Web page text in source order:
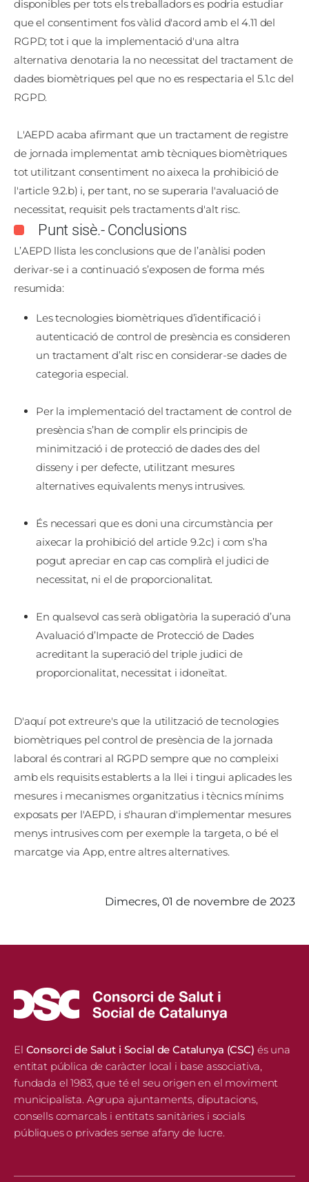
disponibles per tots els treballadors es podria estudiar
que el consentiment fos vàlid d'acord amb el 4.11 del
RGPD; tot i que la implementació d'una altra
alternativa denotaria la no necessitat del tractament de
dades biomètriques pel que no es respectaria el 5.1.c del
RGPD.
L'AEPD acaba afirmant que un tractament de registre
de jornada implementat amb tècniques biomètriques
tot utilitzant consentiment no aixeca la prohibició de
l'article 9.2.b) i, per tant, no se superaria l'avaluació de
necessitat, requisit pels tractaments d'alt risc.
Punt sisè.- Conclusions
L’AEPD llista les conclusions que de l’anàlisi poden
derivar-se i a continuació s’exposen de forma més
resumida:
Les tecnologies biomètriques d’identificació i
autenticació de control de presència es consideren
un tractament d’alt risc en considerar-se dades de
categoria especial.
Per la implementació del tractament de control de
presència s’han de complir els principis de
minimització i de protecció de dades des del
disseny i per defecte, utilitzant mesures
alternatives equivalents menys intrusives.
És necessari que es doni una circumstància per
aixecar la prohibició del article 9.2.c) i com s’ha
pogut apreciar en cap cas complirà el judici de
necessitat, ni el de proporcionalitat.
En qualsevol cas serà obligatòria la superació d’una
Avaluació d’Impacte de Protecció de Dades
acreditant la superació del triple judici de
proporcionalitat, necessitat i idoneïtat.
D'aquí pot extreure's que la utilització de tecnologies
biomètriques pel control de presència de la jornada
laboral és contrari al RGPD sempre que no compleixi
amb els requisits establerts a la llei i tingui aplicades les
mesures i mecanismes organitzatius i tècnics mínims
exposats per l'AEPD, i s'hauran d'implementar mesures
menys intrusives com per exemple la targeta, o bé el
marcatge via App, entre altres alternatives.
dimecres, 01 de novembre de 2023
El Consorci de Salut i Social de Catalunya (CSC) és una
entitat pública de caràcter local i base associativa,
fundada el 1983, que té el seu origen en el moviment
municipalista. Agrupa ajuntaments, diputacions,
consells comarcals i entitats sanitàries i socials
públiques o privades sense afany de lucre.